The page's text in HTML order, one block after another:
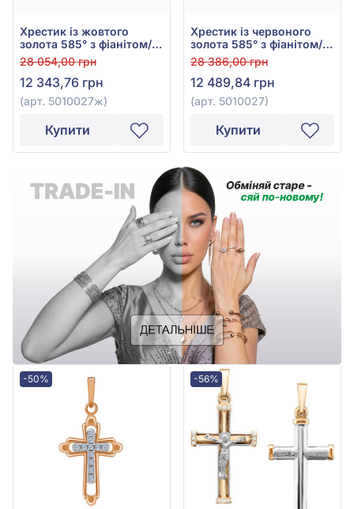
Хрестик із жовтого
золота 585° з фіанітом/
куб.цирконієм, арт.
5010027ж
28 054,00 грн
12 343,76 грн
(арт. 5010027ж)
Купити
Хрестик із червоного
золота 585° з фіанітом/
куб.цирконієм, арт.
5010027
28 386,00 грн
12 489,84 грн
(арт. 5010027)
Купити
-50% -56%